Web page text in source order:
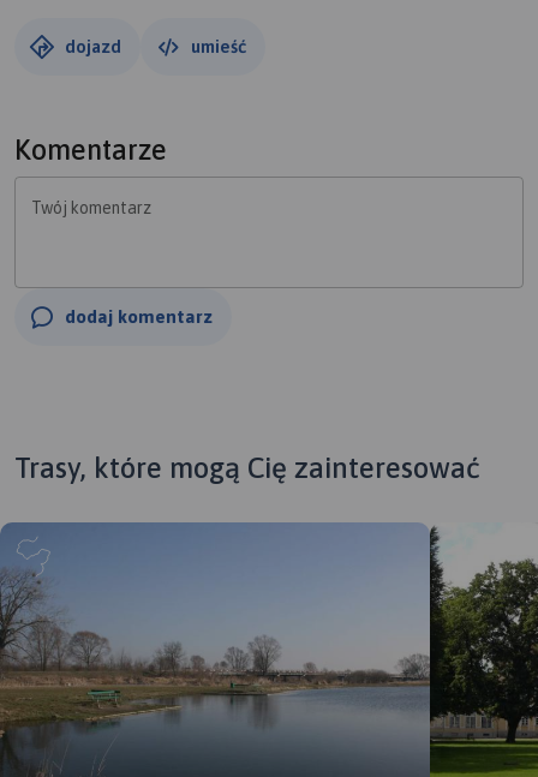
dojazd umieść
Komentarze
Twój komentarz
dodaj komentarz
Trasy, które mogą Cię zainteresować